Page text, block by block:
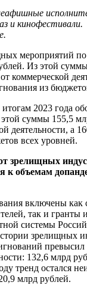
и кинофестивали.
мероприятий по
Из этой
коммерческой
из
2023 года
суммы 155,5
деятельности, а
всех уровней.
зрелищных
к объемам
включены как
так и гранты
системы
зрелищных
превысил
132,6 млрд
тренд остался
млрд рублей.